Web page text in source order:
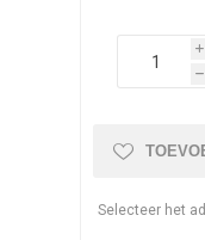
i
h
Selecteer het